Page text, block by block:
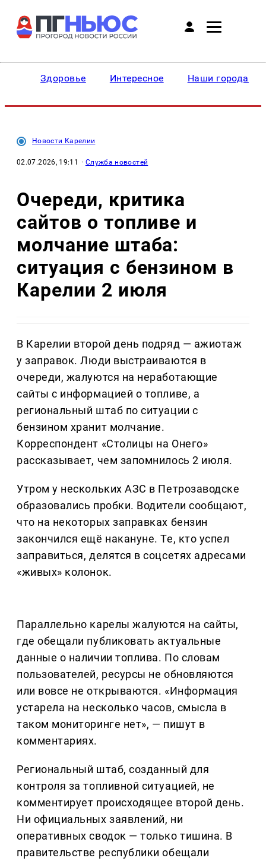
Здоровье Интересное Наши города
Новости Карелии
02.07.2026, 19:11 · Служба новостей
Очереди, критика
сайтов о топливе и
молчание штаба:
ситуация с бензином в
Карелии 2 июля
В Карелии второй день подряд — ажиотаж
у заправок. Люди выстраиваются в
очереди, жалуются на неработающие
сайты с информацией о топливе, а
региональный штаб по ситуации с
бензином хранит молчание.
Корреспондент «Столицы на Онего»
рассказывает, чем запомнилось 2 июля.
Утром у нескольких АЗС в Петрозаводске
образовались пробки. Водители сообщают,
что на некоторых заправках бензин
закончился ещё накануне. Те, кто успел
заправиться, делятся в соцсетях адресами
«живых» колонок.
Параллельно карелы жалуются на сайты,
где обещали публиковать актуальные
данные о наличии топлива. По словам
пользователей, ресурсы не обновляются
или вовсе не открываются. «Информация
устарела на несколько часов, смысла в
таком мониторинге нет», — пишут в
комментариях.
Региональный штаб, созданный для
контроля за топливной ситуацией, не
комментирует происходящее второй день.
Ни официальных заявлений, ни
оперативных сводок — только тишина. В
правительстве республики обещали